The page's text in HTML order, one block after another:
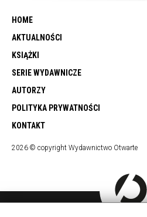
HOME
AKTUALNOŚCI
KSIĄŻKI
SERIE WYDAWNICZE
AUTORZY
POLITYKA PRYWATNOŚCI
KONTAKT
2026 © copyright Wydawnictwo Otwarte